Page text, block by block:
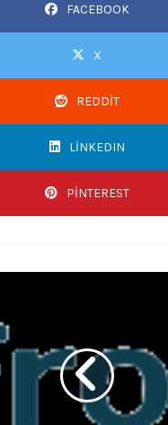
FACEBOOK
X
REDDIT
LINKEDIN
PINTEREST